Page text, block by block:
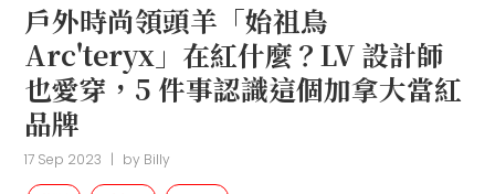
戶外時尚領頭羊「始祖鳥
Arc'teryx」在紅什麼？LV 設計師
也愛穿，5 件事認識這個加拿大當紅
品牌
17 Sep 2023 | by Billy